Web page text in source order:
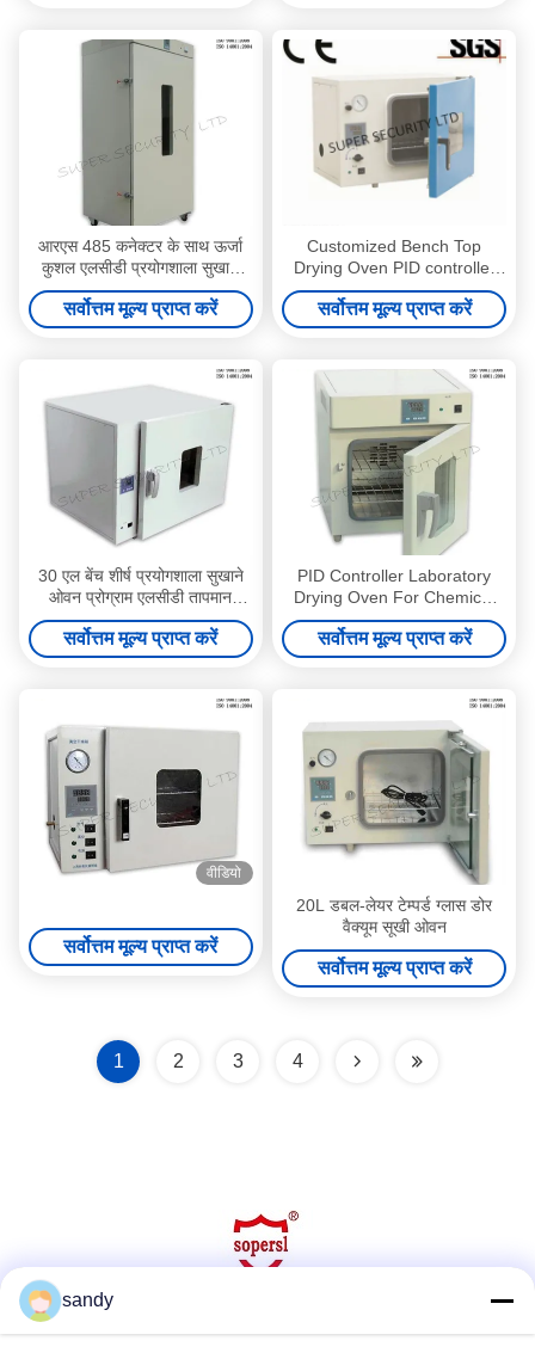
आरएस 485 कनेक्टर के साथ ऊर्जा
कुशल एलसीडी प्रयोगशाला सुखाने
ओवन, 1000 एल 380 वी 50 हर्ट्ज
सर्वोत्तम मूल्य प्राप्त करें
Customized Bench Top
Drying Oven PID controller
medicine equipment
सर्वोत्तम मूल्य प्राप्त करें
30 एल बेंच शीर्ष प्रयोगशाला सुखाने
ओवन प्रोग्राम एलसीडी तापमान
नियंत्रक 750W के साथ
सर्वोत्तम मूल्य प्राप्त करें
PID Controller Laboratory
Drying Oven For Chemical
Laboratory , 30L 220V
सर्वोत्तम मूल्य प्राप्त करें
वीडियो
सर्वोत्तम मूल्य प्राप्त करें
20L डबल-लेयर टेम्पर्ड ग्लास डोर
वैक्यूम सूखी ओवन
सर्वोत्तम मूल्य प्राप्त करें
1 2 3 4
sandy